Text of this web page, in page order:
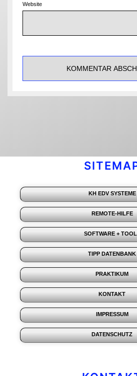
Website
KH EDV SYSTEME
REMOTE-HILFE
SOFTWARE +
TIPP DATENBANK
PRAKTIKUM
KONTAKT
IMPRESSUM
DATENSCHUTZ